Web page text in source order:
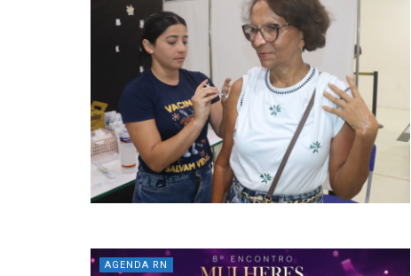
AGENDA RN